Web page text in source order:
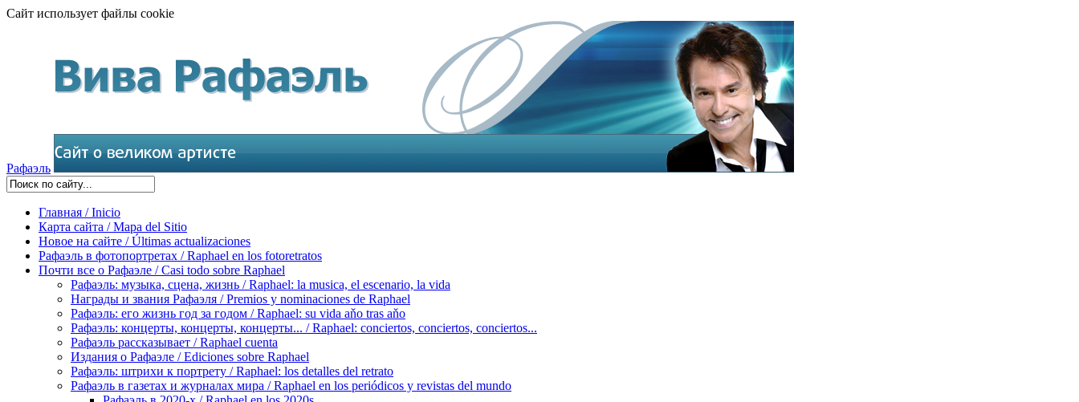
Сайт использует файлы cookie
Рафаэль
Главная / Inicio
Карта сайта / Mapa del Sitio
Новое на сайте / Últimas actualizaciones
Рафаэль в фотопортретах / Raphael en los fotoretratos
Почти все о Рафаэле / Casi todo sobre Raphael
Рафаэль: музыка, сцена, жизнь / Raphael: la musica, el escenario, la vida
Награды и звания Рафаэля / Premios y nominaciones de Raphael
Рафаэль: его жизнь год за годом / Raphael: su vida aňo tras aňo
Рафаэль: концерты, концерты, концерты... / Raphael: conciertos, сonciertos, сonciertos...
Рафаэль рассказывает / Raphael cuenta
Издания о Рафаэле / Ediciones sobre Raphael
Рафаэль: штрихи к портрету / Raphael: los detalles del retrato
Рафаэль в газетах и журналах мира / Raphael en los periódicos y revistas del mundo